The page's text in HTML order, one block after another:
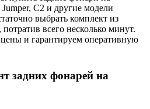
С2 и другие модели
выбрать комплект из
всего несколько минут.
и гарантируем оперативную
задних фонарей на